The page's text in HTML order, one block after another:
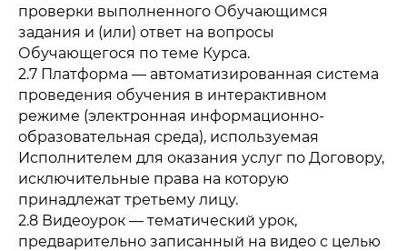
проверки выполненного Обучающимся
задания и (или) ответ на вопросы
Обучающегося по теме Курса.
2.7 Платформа — автоматизированная система
проведения обучения в интерактивном
режиме (электронная информационно-
образовательная среда), используемая
Исполнителем для оказания услуг по Договору,
исключительные права на которую
принадлежат третьему лицу.
2.8 Видеоурок — тематический урок,
предварительно записанный на видео с целью